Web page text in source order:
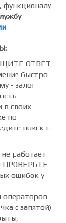
функционалу
ОТВЕТ
быстро
- залог
в своих
по
поиск в
работает
ошибок у
операторов
с запятой)